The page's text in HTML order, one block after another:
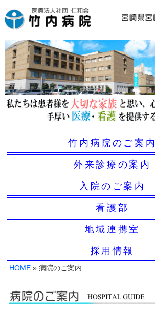
竹内病院のご案内
外来診療の案内
入院のご案内
看護部
地域連携室
採用情報
HOME» 病院のご案内